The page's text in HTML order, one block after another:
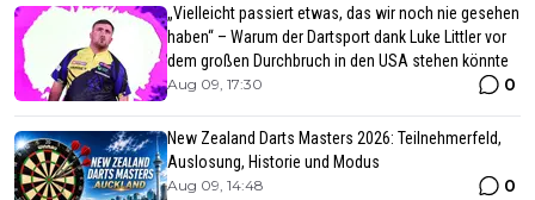
„Vielleicht passiert etwas, das wir noch nie gesehen
haben“ – Warum der Dartsport dank Luke Littler vor
dem großen Durchbruch in den USA stehen könnte
Aug 09, 17:30 0
New Zealand Darts Masters 2026: Teilnehmerfeld,
Auslosung, Historie und Modus
Aug 09, 14:48 0